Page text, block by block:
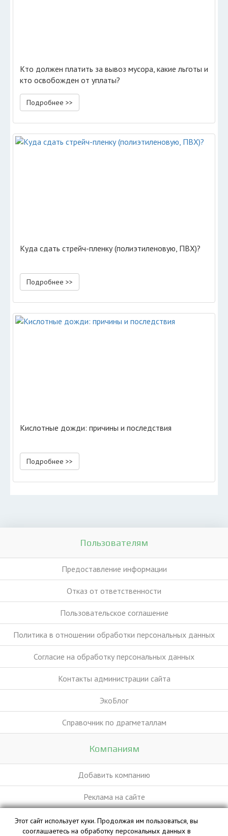
Кто должен платить за вывоз мусора, какие льготы и
кто освобожден от уплаты?
Подробнее >>
Куда сдать стрейч-пленку (полиэтиленовую, ПВХ)?
Подробнее >>
Кислотные дожди: причины и последствия
Подробнее >>
Пользователям
Предоставление информации
Отказ от ответственности
Пользовательское соглашение
Политика в отношении обработки персональных данных
Согласие на обработку персональных данных
Контакты администрации сайта
ЭкоБлог
Справочник по драгметаллам
Компаниям
Добавить компанию
Реклама на сайте
База данных сайта vyvoz.org является интеллектуальной
Этот сайт использует куки. Продолжая им пользоваться, вы
сооглашаетесь на обработку персональных данных в